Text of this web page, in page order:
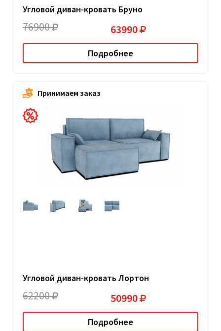
Угловой диван-кровать Бруно
76900 63990
Подробнее
Принимаем заказ
Угловой диван-кровать Лортон
62200 50990
Подробнее